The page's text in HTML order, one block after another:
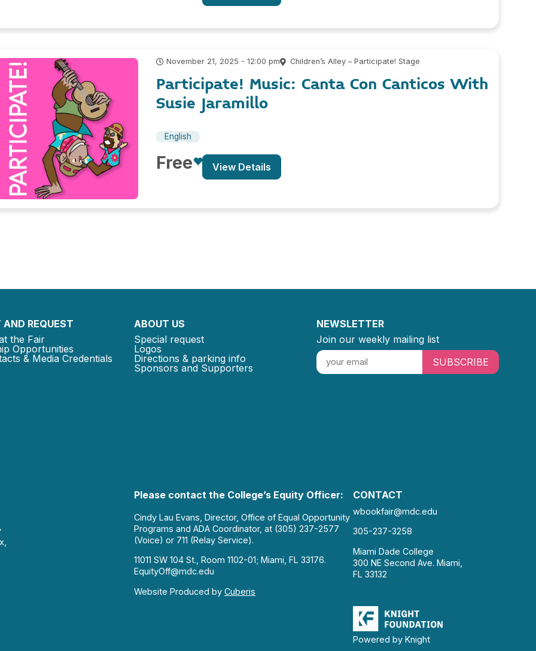
November 21, 2025 - 12:00 pm Children’s Alley – Participate! Stage
Participate! Music: Canta Con Canticos With
Susie Jaramillo
English
Free View Details
REQUEST
the Fair
Opportunities
& Media Credentials
ABOUT US
Special request
Logos
Directions & parking info
Sponsors and Supporters
NEWSLETTER
Join our weekly mailing list
SUBSCRIBE
Please contact the College’s Equity Officer:
Cindy Lau Evans, Director, Office of Equal Opportunity
Programs and ADA Coordinator, at (305) 237-2577
(Voice) or 711 (Relay Service).
11011 SW 104 St., Room 1102-01; Miami, FL 33176.
EquityOff@mdc.edu
Website Produced by Cuberis
CONTACT
wbookfair@mdc.edu
305-237-3258
Miami Dade College
300 NE Second Ave. Miami,
FL 33132
Powered by Knight